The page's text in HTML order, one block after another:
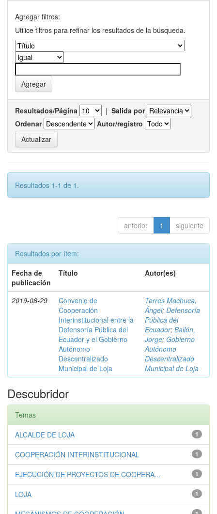
Agregar filtros:
Utilice filtros para refinar los resultados de la búsqueda.
Resultados/Página | Salida por
Ordenar
Autor/registro
Resultados 1-1 de 1.
anterior 1 siguiente
Resultados por ítem:
Fecha de
publicación
Título Autor(es)
2019-08-29
Convenio de
Cooperación
Interinstitucional entre la
Defensoría Pública del
Ecuador y el Gobierno
Autónomo
Descentralizado
Municipal de Loja
Torres Machuca,
Ángel; Defensoría
Pública del
Ecuador; Bailón,
Jorge; Gobierno
Autónomo
Descentralizado
Municipal de Loja
Descubridor
Temas
1
ALCALDE DE LOJA
1
COOPERACIÓN INTERINSTITUCIONAL
1
EJECUCIÓN DE PROYECTOS DE COOPERA...
1
LOJA